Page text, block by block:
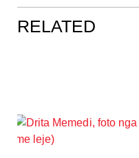
RELATED